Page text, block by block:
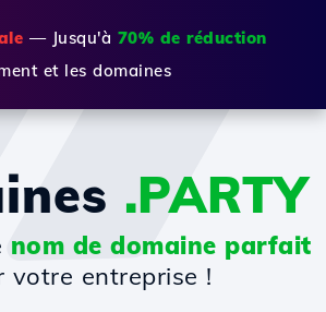
— Jusqu'à 70% de réduction
et les domaines
.PARTY
nom de domaine parfait
votre entreprise !